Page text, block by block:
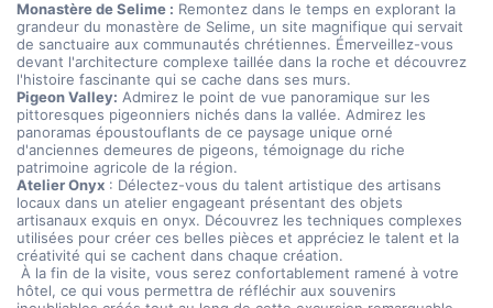
Monastère de Selime : Remontez dans le temps en explorant la
grandeur du monastère de Selime, un site magnifique qui servait
de sanctuaire aux communautés chrétiennes. Émerveillez-vous
devant l'architecture complexe taillée dans la roche et découvrez
l'histoire fascinante qui se cache dans ses murs.
Pigeon Valley: Admirez le point de vue panoramique sur les
pittoresques pigeonniers nichés dans la vallée. Admirez les
panoramas époustouflants de ce paysage unique orné
d'anciennes demeures de pigeons, témoignage du riche
patrimoine agricole de la région.
Atelier Onyx : Délectez-vous du talent artistique des artisans
locaux dans un atelier engageant présentant des objets
artisanaux exquis en onyx. Découvrez les techniques complexes
utilisées pour créer ces belles pièces et appréciez le talent et la
créativité qui se cachent dans chaque création.
hôtel, ce qui vous permettra de réfléchir aux souvenirs